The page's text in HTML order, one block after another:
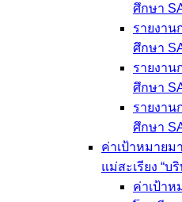
ศึกษา
รายงาน
ศึกษา
รายงาน
ศึกษา
รายงาน
ศึกษา
ค่าเป้าหมายม
แม่สะเรียง “บ
ค่าเป้าห